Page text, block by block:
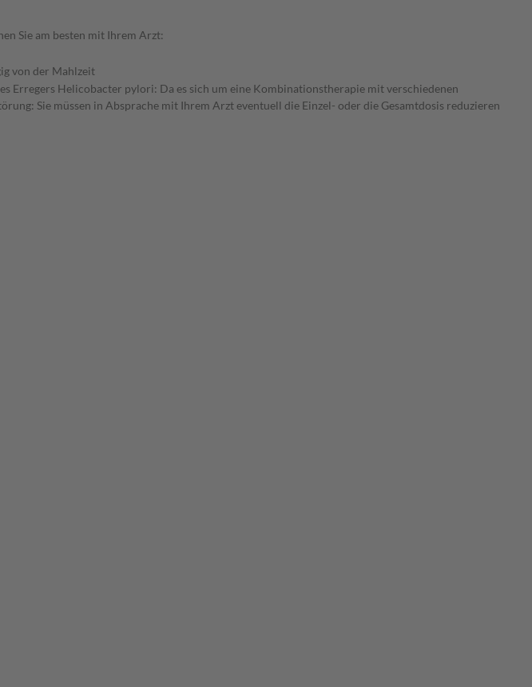
Sie am besten mit Ihrem Arzt:
von der Mahlzeit
Erregers Helicobacter pylori: Da es sich um eine Kombinationstherapie mit verschiedenen
Sie müssen in Absprache mit Ihrem Arzt eventuell die Einzel- oder die Gesamtdosis reduzieren